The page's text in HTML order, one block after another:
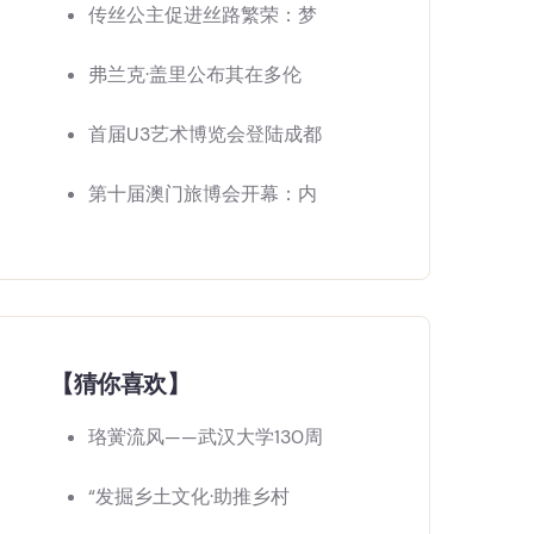
传丝公主促进丝路繁荣：梦
弗兰克·盖里公布其在多伦
首届U3艺术博览会登陆成都
第十届澳门旅博会开幕：内
【猜你喜欢】
珞黉流风——武汉大学130周
“发掘乡土文化·助推乡村